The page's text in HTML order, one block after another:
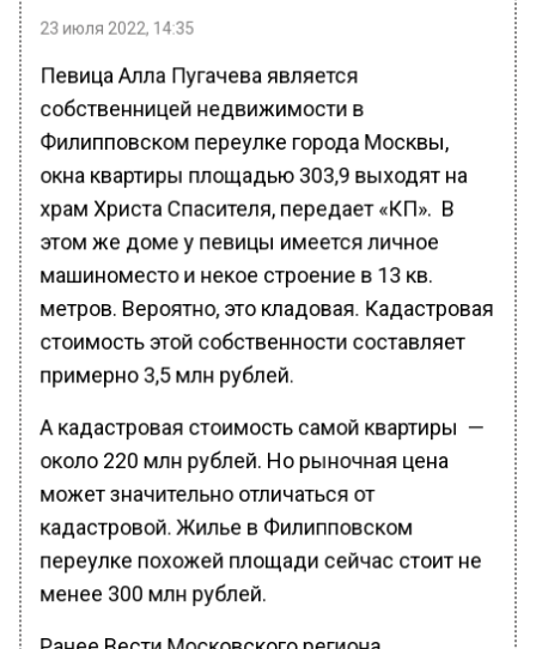
23 июля 2022, 14:35
Певица Алла Пугачева является
собственницей недвижимости в
Филипповском переулке города Москвы,
окна квартиры площадью 303,9 выходят на
храм Христа Спасителя, передает «КП». В
этом же доме у певицы имеется личное
машиноместо и некое строение в 13 кв.
метров. Вероятно, это кладовая. Кадастровая
стоимость этой собственности составляет
примерно 3,5 млн рублей.
А кадастровая стоимость самой квартиры —
около 220 млн рублей. Но рыночная цена
может значительно отличаться от
кадастровой. Жилье в Филипповском
переулке похожей площади сейчас стоит не
менее 300 млн рублей.